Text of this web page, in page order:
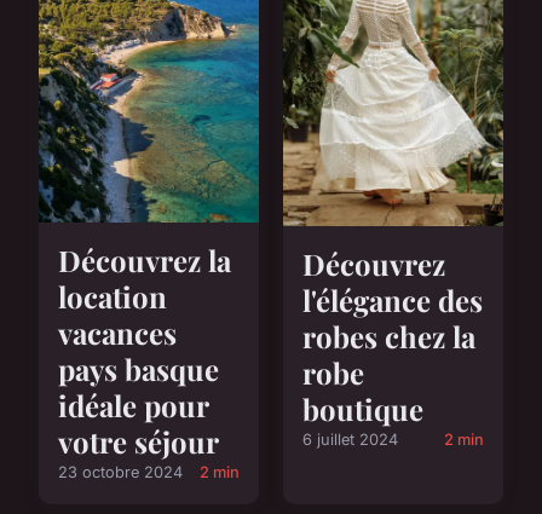
Découvrez la
location
vacances
pays basque
idéale pour
votre séjour
23 octobre 2024 2 min
Découvrez
l'élégance des
robes chez la
robe
boutique
6 juillet 2024 2 min